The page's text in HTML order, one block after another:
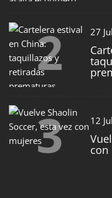
2 27
3 12
con